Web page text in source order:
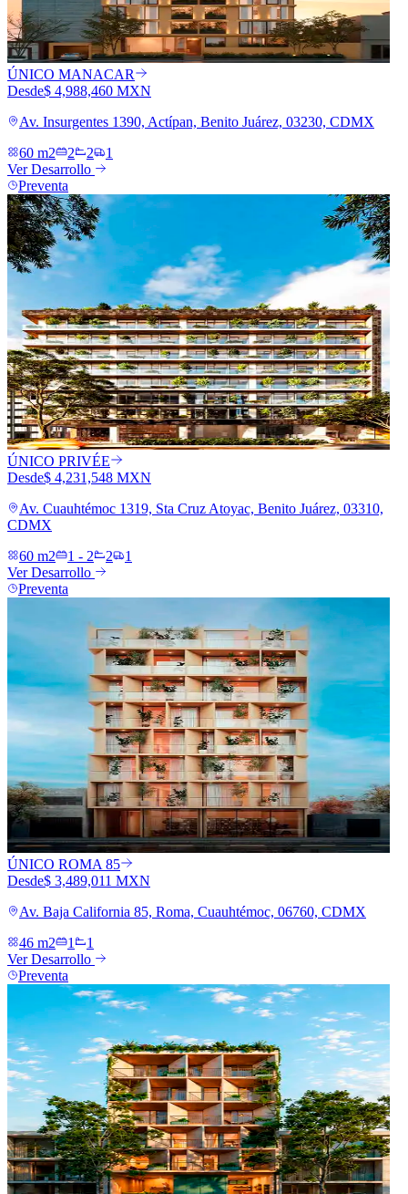
ÚNICO MANACAR
Desde$ 4,988,460 MXN
Av. Insurgentes 1390, Actípan, Benito Juárez, 03230, CDMX
60 m2
2 2
1
Ver Desarrollo
Preventa
ÚNICO PRIVÉE
Desde$ 4,231,548 MXN
Av. Cuauhtémoc 1319, Sta Cruz Atoyac, Benito Juárez, 03310,
CDMX
60 m2
1 - 2 2
1
Ver Desarrollo
Preventa
ÚNICO ROMA 85
Desde$ 3,489,011 MXN
Av. Baja California 85, Roma, Cuauhtémoc, 06760, CDMX
46 m2
1
1
Ver Desarrollo
Preventa